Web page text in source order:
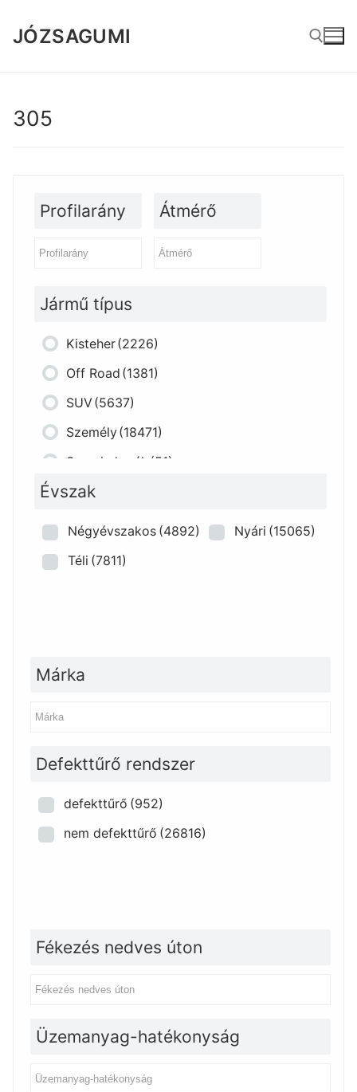
tartalomra
JÓZSAGUMI
305
Profilarány Átmérő
Jármű típus
Kisteher(2226)
Off Road (1381)
SUV(5637)
Személy(18471)
Szerviz kerék (51)
Évszak
Négyévszakos (4892) Nyári (15065)
Téli (7811)
Márka
Defekttűrő rendszer
defekttűrő (952)
nem defekttűrő (26816)
Fékezés nedves úton
Üzemanyag-hatékonyság